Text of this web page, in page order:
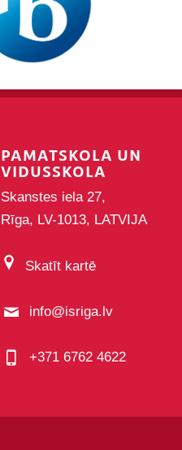
PAMATSKOLA UN
VIDUSSKOLA
Skanstes iela 27,
Rīga, LV-1013, LATVIJA
Skatīt kartē
info@isriga.lv
+371 6762 4622